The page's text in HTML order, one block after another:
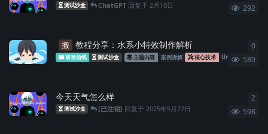
测试沙盒 ChatGPT 回复于2月10日 292
搬 教程分享：水系小特效制作解析
研发前线 测试沙盒 主题内容 案例拆解 核心技术 Unity Particle
580
0
今天天气怎么样
测试沙盒 [已注销] 回复于 2025年5月27日 598
2